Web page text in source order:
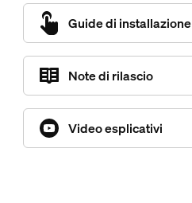
Guide di installazione
Note di rilascio
Video esplicativi